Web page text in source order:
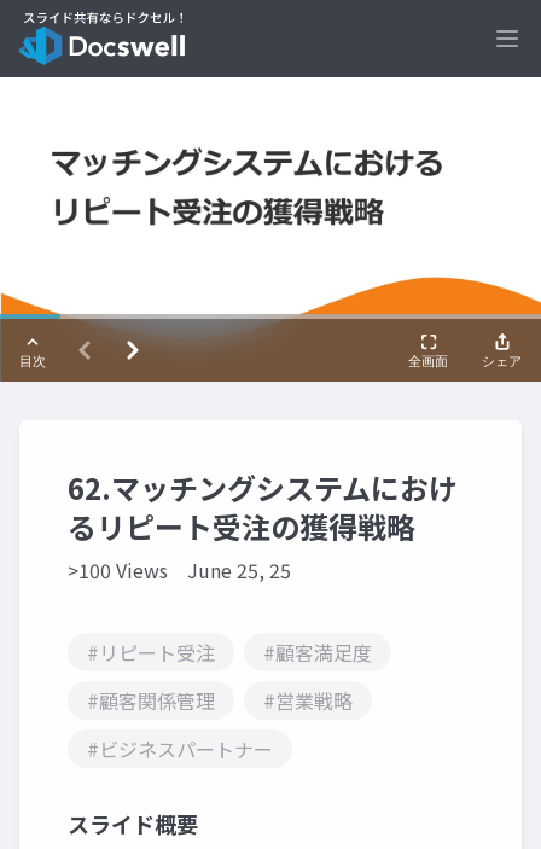
62.マッチングシステムにおけ
るリピート受注の獲得戦略
>100 Views June 25, 25
#リピート受注
#顧客満足度
#顧客関係管理
#営業戦略
#ビジネスパートナー
スライド概要